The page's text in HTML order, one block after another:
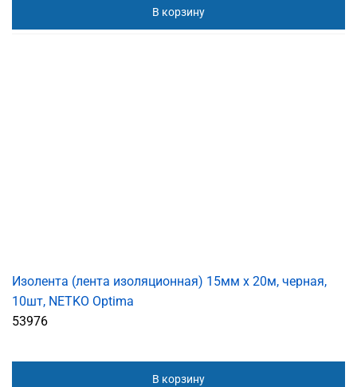
В корзину
Изолента (лента изоляционная) 15мм х 20м, черная,
10шт, NETKO Optima
53976
В корзину